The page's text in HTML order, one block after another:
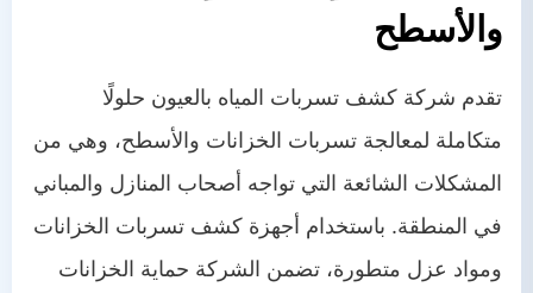
والأسطح
تقدم شركة كشف تسربات المياه بالعيون حلولًا
متكاملة لمعالجة تسربات الخزانات والأسطح، وهي من
المشكلات الشائعة التي تواجه أصحاب المنازل والمباني
في المنطقة. باستخدام أجهزة كشف تسربات الخزانات
ومواد عزل متطورة، تضمن الشركة حماية الخزانات